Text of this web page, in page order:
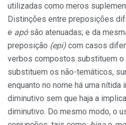
utilizadas como meros
Distinções entre preposições
e apó são atenuadas; e da
preposição (epi) com casos
verbos compostos substituem
substituem os não-temáticos,
enquanto no nome há uma nítida
diminutivo sem que haja a
diminutivo. Do mesmo modo, o